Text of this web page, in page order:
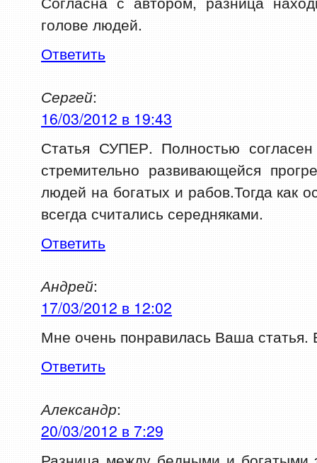
голове людей.
Ответить
Сергей:
16/03/2012 в 19:43
Статья СУПЕР. Полностью
стремительно развивающейся
людей на богатых и рабов.Тогда как
всегда считались середняками.
Ответить
Андрей:
17/03/2012 в 12:02
Мне очень понравилась Ваша
Ответить
Александр:
20/03/2012 в 7:29